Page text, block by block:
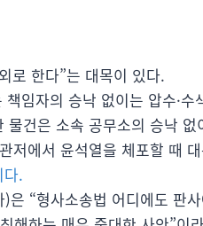
로 한다”는 대목이 있다.
임자의 승낙 없이는 압수·
물건은 소속 공무소의 승낙
저에서 윤석열을 체포할 때
.
“형사소송법 어디에도 판